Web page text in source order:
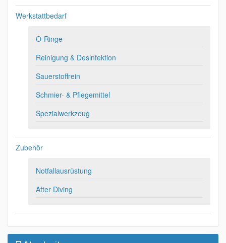
Werkstattbedarf
O-Ringe
Reinigung & Desinfektion
Sauerstoffrein
Schmier- & Pflegemittel
Spezialwerkzeug
Zubehör
Notfallausrüstung
After Diving